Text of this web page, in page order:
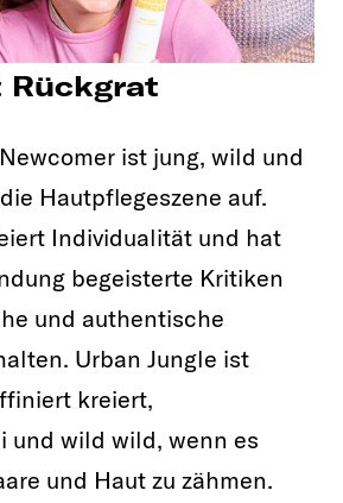
Rückgrat
ist jung, wild und
Hautpflegeszene auf.
Individualität und hat
begeisterte Kritiken
und authentische
Urban Jungle ist
kreiert,
und wild wild, wenn es
und Haut zu zähmen.